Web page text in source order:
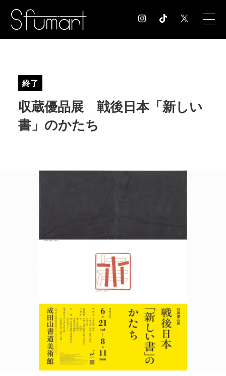
EXHIBITION 展覧会情報
MUSEUM
CONTACT
POLICY COMPANY
終了
収蔵優品展 戦後日本「新しい
書」のかたち